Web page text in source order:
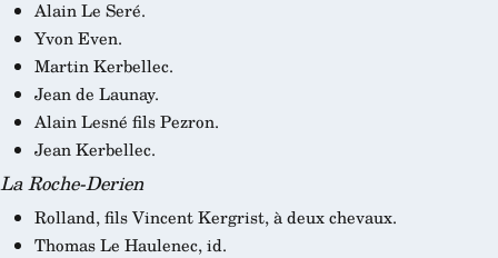
Alain Le Seré.
Yvon Even.
Martin Kerbellec.
Jean de Launay.
Alain Lesné fils Pezron.
Jean Kerbellec.
La Roche-Derien
Rolland, fils Vincent Kergrist, à deux chevaux.
Thomas Le Haulenec, id.